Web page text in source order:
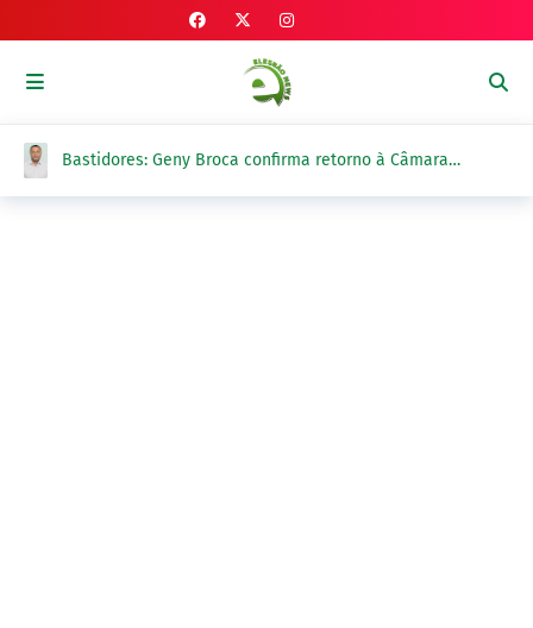
Bastidores: Geny Broca confirma retorno à Câmara